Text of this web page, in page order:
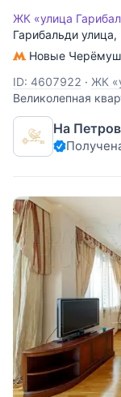
ЖК «улица
Гарибальди улица,
Новые
ID: 4607922 · ЖК
Великолепная
семьи. Гостиная
разрешение),
Есть
На